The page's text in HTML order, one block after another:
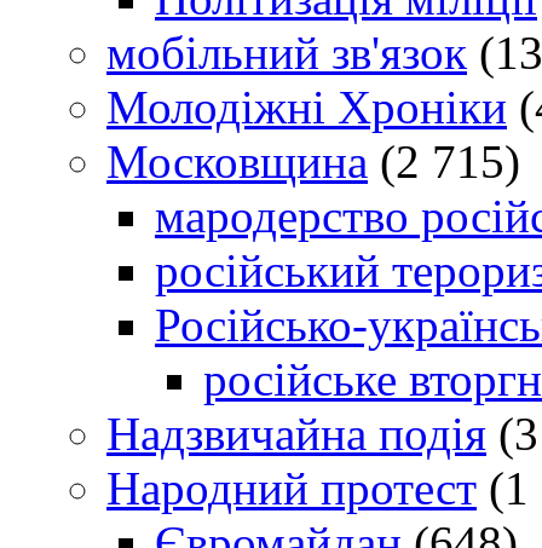
мобільний зв'язок
Молодіжні Хроніки
Московщина (2 715)
мародерство
російський
Російсько-
російське
Надзвичайна подія
Народний протест (1